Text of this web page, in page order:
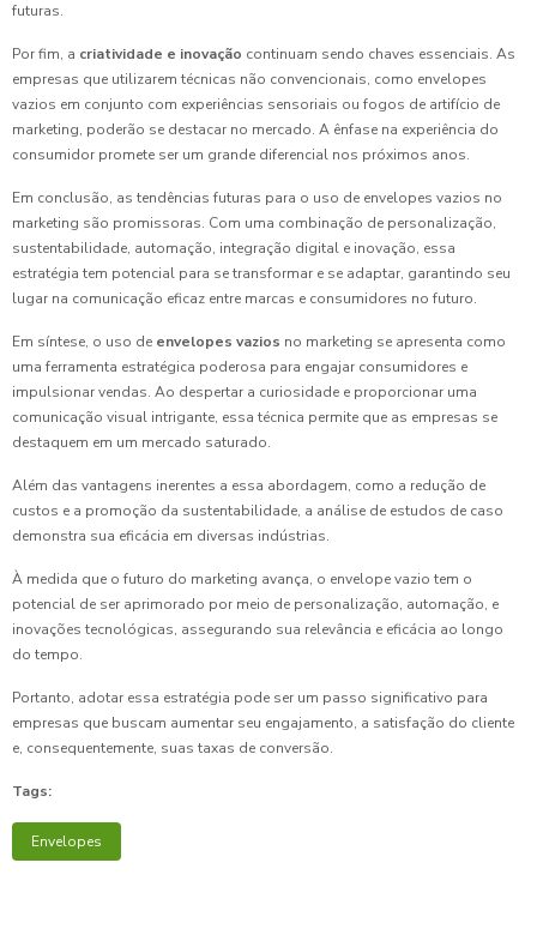
futuras.
Por fim, a criatividade e inovação continuam sendo chaves essenciais. As
empresas que utilizarem técnicas não convencionais, como envelopes
vazios em conjunto com experiências sensoriais ou fogos de artifício de
marketing, poderão se destacar no mercado. A ênfase na experiência do
consumidor promete ser um grande diferencial nos próximos anos.
Em conclusão, as tendências futuras para o uso de envelopes vazios no
marketing são promissoras. Com uma combinação de personalização,
sustentabilidade, automação, integração digital e inovação, essa
estratégia tem potencial para se transformar e se adaptar, garantindo seu
lugar na comunicação eficaz entre marcas e consumidores no futuro.
Em síntese, o uso de envelopes vazios no marketing se apresenta como
uma ferramenta estratégica poderosa para engajar consumidores e
impulsionar vendas. Ao despertar a curiosidade e proporcionar uma
comunicação visual intrigante, essa técnica permite que as empresas se
destaquem em um mercado saturado.
Além das vantagens inerentes a essa abordagem, como a redução de
custos e a promoção da sustentabilidade, a análise de estudos de caso
demonstra sua eficácia em diversas indústrias.
À medida que o futuro do marketing avança, o envelope vazio tem o
potencial de ser aprimorado por meio de personalização, automação, e
inovações tecnológicas, assegurando sua relevância e eficácia ao longo
do tempo.
Portanto, adotar essa estratégia pode ser um passo significativo para
empresas que buscam aumentar seu engajamento, a satisfação do cliente
e, consequentemente, suas taxas de conversão.
Tags:
Envelopes